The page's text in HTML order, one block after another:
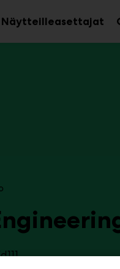
Näytteilleasettajat